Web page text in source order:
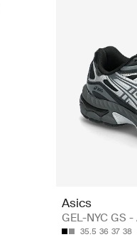
Asics
GEL-NYC GS
35.5 36 37 38